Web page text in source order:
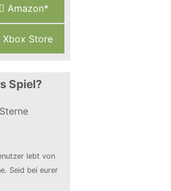
Amazon*
Xbox Store
Spiel?
lebt von
Seid bei eurer